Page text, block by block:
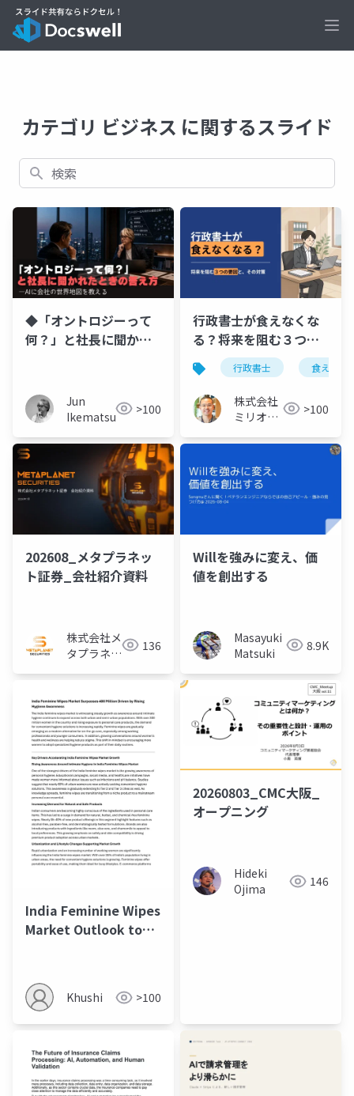
カテゴリ ビジネス に関するスライド
検索
◆「オントロジーって
何？」と社長に聞かれ
る
Jun
Ikematsu
>100
行政書士が食えなくな
る？将来を阻む３つの
要因と対策
行政書士 食えない
株式会社
ミリオン
>100
202608_メタプラネッ
ト証券_会社紹介資料
株式会社メ
タプラネッ
136
Willを強みに変え、価
値を創出する
Masayuki
Matsuki
8.9K
India Feminine Wipes
Market Outlook to
Khushi >100
20260803_CMC大阪_
オープニング
Hideki
Ojima
146